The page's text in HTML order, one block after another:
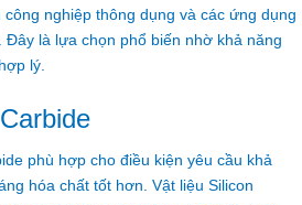
nghiệp thông dụng và các ứng dụng
là lựa chọn phổ biến nhờ khả năng
lý.
phù hợp cho điều kiện yêu cầu khả
hóa chất tốt hơn. Vật liệu Silicon